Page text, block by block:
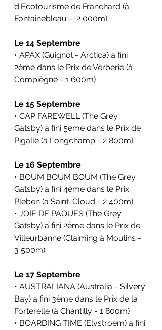
d'Ecotourisme de Franchard (à
Fontainebleau -  2 000m)
Le 14 Septembre
• APAX (Guignol - Arctica) a fini
2ème dans le Prix de Verberie (à
Compiègne - 1 600m)
Le 15 Septembre
• CAP FAREWELL (The Grey
Gatsby) a fini 5ème dans le Prix de
Pigalle (à Longchamp - 2 800m)
Le 16 Septembre
• BOUM BOUM BOUM (The Grey
Gatsby) a fini 4ème dans le Prix
Pleben (à Saint-Cloud - 2 400m)
• JOIE DE PAQUES (The Grey
Gatsby) a fini 2ème dans le Prix de
Villeurbanne (Claiming à Moulins -
3 500m)
Le 17 Septembre
• AUSTRALIANA (Australia - Silvery
Bay) a fini 3ème dans le Prix de la
Forterelle (à Chantilly - 1 800m)
• BOARDING TIME (Elvstroem) a fini